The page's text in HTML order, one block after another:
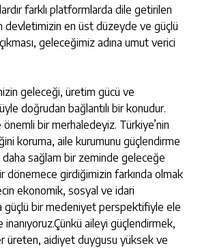
farklı platformlarda dile getirilen
devletimizin en üst düzeyde ve güçlü
geleceğimiz adına umut verici
geleceği, üretim gücü ve
doğrudan bağlantılı bir konudur.
bir merhaledeyiz. Türkiye’nin
koruma, aile kurumunu güçlendirme
daha sağlam bir zeminde geleceğe
dönemece girdiğimizin farkında olmak
ekonomik, sosyal ve idari
güçlü bir medeniyet perspektifiyle ele
inanıyoruz.Çünkü aileyi güçlendirmek,
üreten, aidiyet duygusu yüksek ve